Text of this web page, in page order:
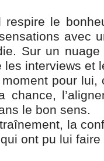
le
avec
Sur un
interviews et
pour
le bon sens.
la
ont pu lui